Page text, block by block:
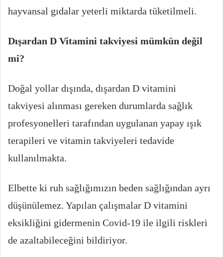
hayvansal gıdalar yeterli miktarda tüketilmeli.
Dışardan D Vitamini takviyesi mümkün değil
mi?
Doğal yollar dışında, dışardan D vitamini
takviyesi alınması gereken durumlarda sağlık
profesyonelleri tarafından uygulanan yapay ışık
terapileri ve vitamin takviyeleri tedavide
kullanılmakta.
Elbette ki ruh sağlığımızın beden sağlığından ayrı
düşünülemez. Yapılan çalışmalar D vitamini
eksikliğini gidermenin Covid-19 ile ilgili riskleri
de azaltabileceğini bildiriyor.